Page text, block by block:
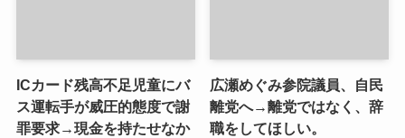
ICカード残高不足児童にバ
ス運転手が威圧的態度で謝
罪要求→現金を持たせなか
広瀬めぐみ参院議員、自民
離党へ→離党ではなく、辞
職をしてほしい。